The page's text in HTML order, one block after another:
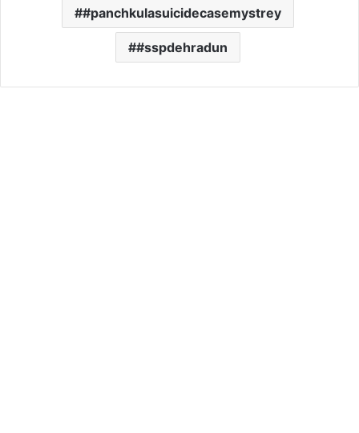
#panchkulasuicidecasemystrey
#sspdehradun